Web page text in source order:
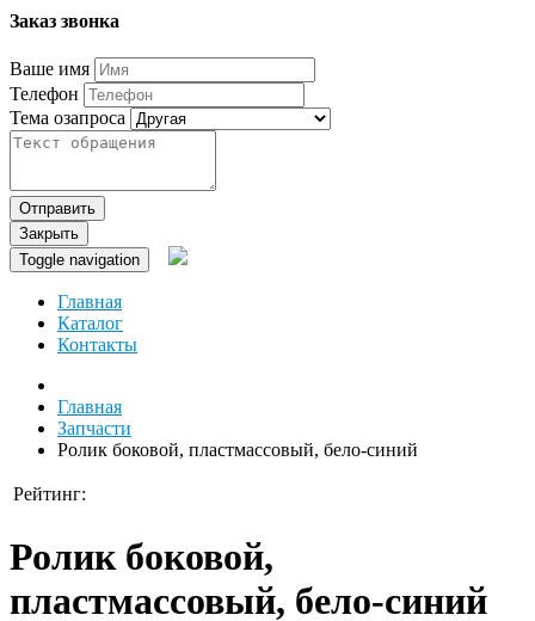
Заказ звонка
Ваше имя
Телефон
Тема озапроса
Отправить
Закрыть
Toggle navigation
Главная
Каталог
Контакты
Главная
Запчасти
Ролик боковой, пластмассовый, бело-синий
Рейтинг:
Ролик боковой,
пластмассовый, бело-синий